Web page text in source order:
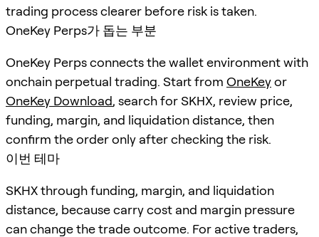
trading process clearer before risk is taken.
OneKey Perps가 돕는 부분
OneKey Perps connects the wallet environment with
onchain perpetual trading. Start from OneKeyor
OneKey Download, search for SKHX, review price,
funding, margin, and liquidation distance, then
confirm the order only after checking the risk.
이번 테마
SKHX through funding, margin, and liquidation
distance, because carry cost and margin pressure
can change the trade outcome. For active traders,